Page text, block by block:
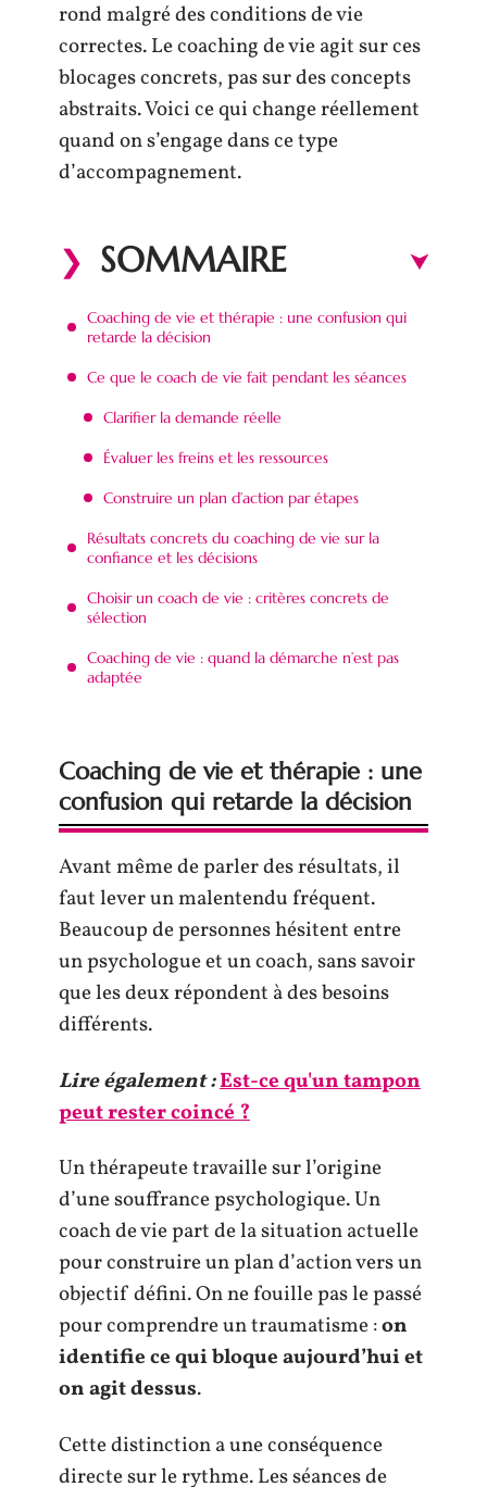
rond malgré des conditions de vie
correctes. Le coaching de vie agit sur ces
blocages concrets, pas sur des concepts
abstraits. Voici ce qui change réellement
quand on s’engage dans ce type
d’accompagnement.
SOMMAIRE
Coaching de vie et thérapie : une confusion qui
retarde la décision
Ce que le coach de vie fait pendant les séances
Clarifier la demande réelle
Évaluer les freins et les ressources
Construire un plan d’action par étapes
Résultats concrets du coaching de vie sur la
confiance et les décisions
Choisir un coach de vie : critères concrets de
sélection
Coaching de vie : quand la démarche n’est pas
adaptée
Coaching de vie et thérapie : une
confusion qui retarde la décision
Avant même de parler des résultats, il
faut lever un malentendu fréquent.
Beaucoup de personnes hésitent entre
un psychologue et un coach, sans savoir
que les deux répondent à des besoins
différents.
Lire également :Est-ce qu'un tampon
peut rester coincé ?
Un thérapeute travaille sur l’origine
d’une souffrance psychologique. Un
coach de vie part de la situation actuelle
pour construire un plan d’action vers un
objectif défini. On ne fouille pas le passé
pour comprendre un traumatisme :on
identifie ce qui bloque aujourd’hui et
on agit dessus.
Cette distinction a une conséquence
directe sur le rythme. Les séances de